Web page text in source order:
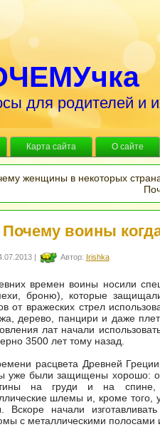
для родителей и
Карта сайта О сайте
женщины в некоторых
Почему воины
| Автор: Irishka
времен воины носили
броню), которые
от вражеских стрел
дерево, панцири и даже
лат начали
3500 лет тому назад.
расцвета Древней
уже были защищены хорошо:
на груди и на
шлемы и, кроме того,
Вскоре начали
с металлическими полосами